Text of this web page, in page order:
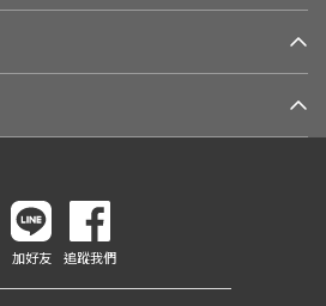
加好友 追蹤我們